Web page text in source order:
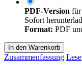
PDF-Version für
Sofort
Format: PDF
In den Warenkorb
Zusammenfassung